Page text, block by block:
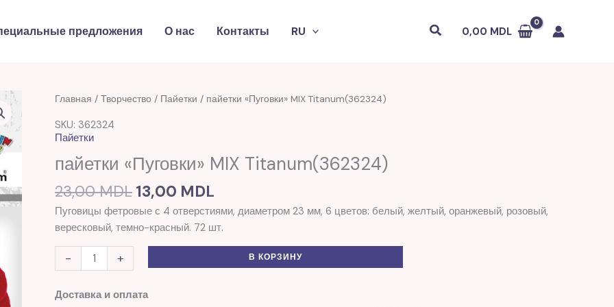
предложения О нас Контакты RU Поиск0,00 MDL
Главная / Творчество / Пайетки / пайетки «Пуговки» MIX Titanum(362324)
SKU: 362324
Пайетки
пайетки «Пуговки» MIX Titanum(362324)
23,00MDL
Первоначальная
13,00 MDL
Текущая
Пуговицы фетровые с 4 отверстиями, диаметром 23 мм, 6 цветов: белый, желтый, оранжевый, розовый,
вересковый, темно-красный. 72 шт.
-
Количество
пайетки
MIX
+ В КОРЗИНУ
Доставка и оплата